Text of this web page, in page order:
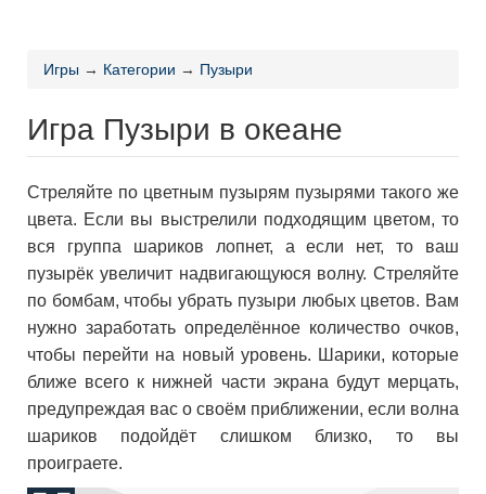
Игры → Категории → Пузыри
Игра Пузыри в океане
Стреляйте по цветным пузырям пузырями такого же
цвета. Если вы выстрелили подходящим цветом, то
вся группа шариков лопнет, а если нет, то ваш
пузырёк увеличит надвигающуюся волну. Стреляйте
по бомбам, чтобы убрать пузыри любых цветов. Вам
нужно заработать определённое количество очков,
чтобы перейти на новый уровень. Шарики, которые
ближе всего к нижней части экрана будут мерцать,
предупреждая вас о своём приближении, если волна
шариков подойдёт слишком близко, то вы
проиграете.